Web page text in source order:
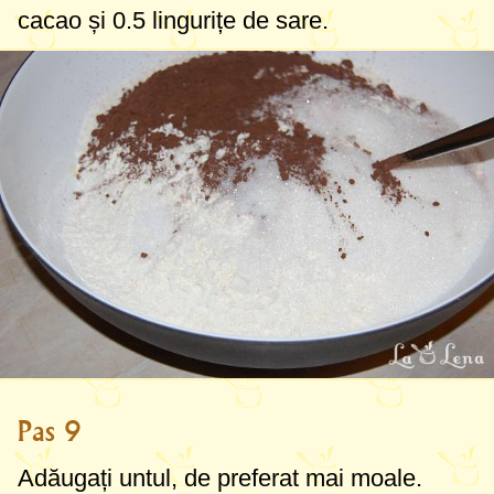
cacao și 0.5 lingurițe de sare.
Pas 9
Adăugați untul, de preferat mai moale.